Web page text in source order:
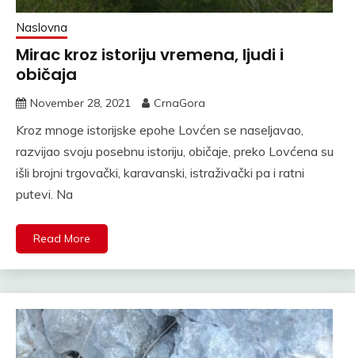
Naslovna
Mirac kroz istoriju vremena, ljudi i
običaja
November 28, 2021 CrnaGora
Kroz mnoge istorijske epohe Lovćen se naseljavao,
razvijao svoju posebnu istoriju, običaje, preko Lovćena su
išli brojni trgovački, karavanski, istraživački pa i ratni
putevi. Na
Read More